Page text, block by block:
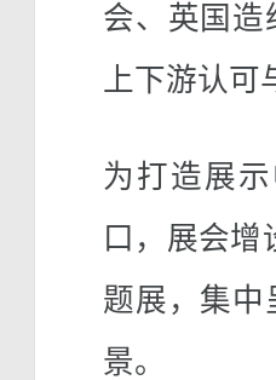
会、英国造
上下游认
为打造展
口，展会增
题展，集中
景。